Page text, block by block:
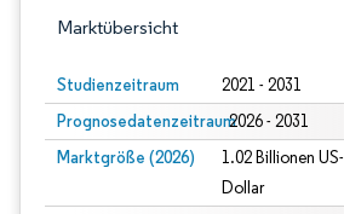
Marktübersicht
Studienzeitraum 2021 - 2031
Prognosedatenzeitraum2026 - 2031
Marktgröße (2026)
1.02 Billionen US-
Dollar